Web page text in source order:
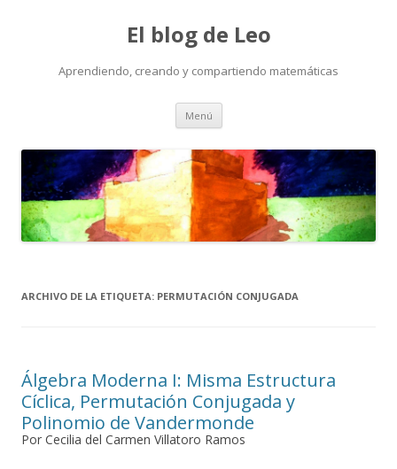
El blog de Leo
Aprendiendo, creando y compartiendo matemáticas
Menú Saltar
contenido
ARCHIVO DE LA ETIQUETA: PERMUTACIÓN CONJUGADA
Álgebra Moderna I: Misma Estructura
Cíclica, Permutación Conjugada y
Polinomio de Vandermonde
Por Cecilia del Carmen Villatoro Ramos